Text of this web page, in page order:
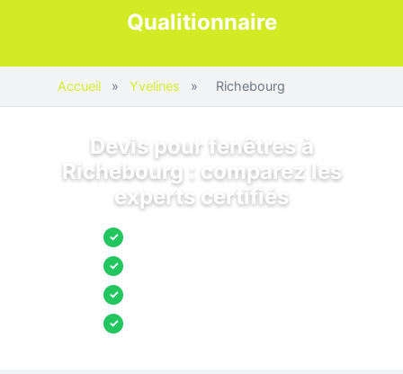
Qualitionnaire
Accueil » Yvelines » Richebourg
Devis pour fenêtres à
Richebourg : comparez les
experts certifiés
✓
✓
✓
✓